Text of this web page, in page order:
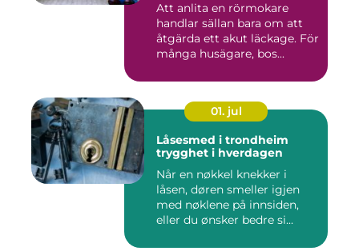
Att anlita en rörmokare
handlar sällan bara om att
åtgärda ett akut läckage. För
många husägare, bos...
01. jul
Låsesmed i trondheim
trygghet i hverdagen
Når en nøkkel knekker i
låsen, døren smeller igjen
med nøklene på innsiden,
eller du ønsker bedre si...